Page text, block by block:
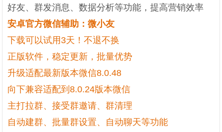
好友、群发消息、数据分析等功能，提高营销效率
安卓官方微信辅助：微小友
下载可以试用3天！不退不换
正版软件，稳定更新，批量优势
升级适配最新版本微信8.0.48
向下兼容适配到8.0.24版本微信
主打拉群、接受群邀请、群清理
自动建群、批量群设置、自动聊天等功能